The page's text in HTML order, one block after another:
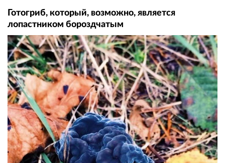
Готогриб, который, возможно, является
лопастником бороздчатым